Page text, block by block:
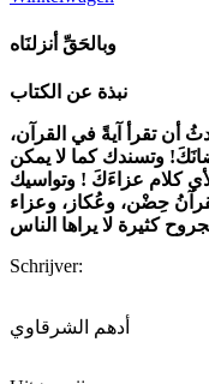
وبالحَقِّ أنزلنَاه
نبذة عن الكتاب
أن تقرأ آيةً في القرآن،
وتسندك كما لا يمكن
كلام عزاءَكَ ! وتواسيك
حِضْن، وعُكاز، وعزاء
كثيرة لا يراها الناس
Schrijver:
أدهم الشرقاوي